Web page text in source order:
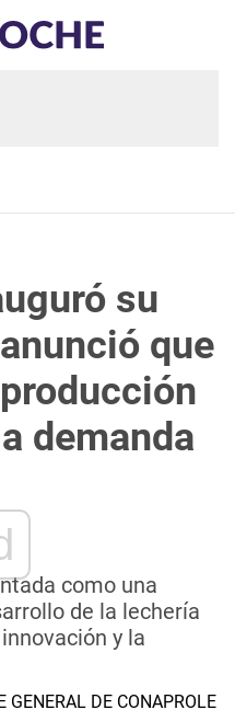
su
que
demanda
como una
de la lechería
y la